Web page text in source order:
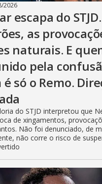
2026
escapa do
as
naturais. E
pela
é só o Remo.
do STJD interpretou que
de xingamentos,
Não foi denunciado, de
não corre o risco de